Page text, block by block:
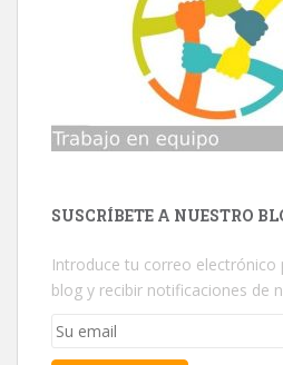
SUSCRÍBETE A NUESTRO
Introduce tu correo electrónico
blog y recibir notificaciones de
Su